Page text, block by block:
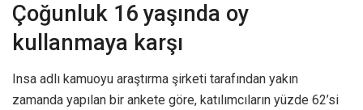
Çoğunluk 16 yaşında oy
kullanmaya karşı
Insa adlı kamuoyu araştırma şirketi tarafından yakın
zamanda yapılan bir ankete göre, katılımcıların yüzde 62’si